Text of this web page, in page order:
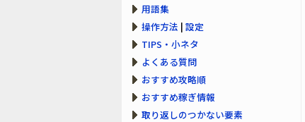
用語集
操作方法 | 設定
TIPS・小ネタ
よくある質問
おすすめ攻略順
おすすめ稼ぎ情報
取り返しのつかない要素